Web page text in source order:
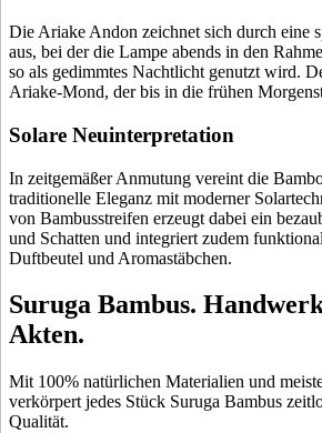
Die Ariake Andon zeichnet sich durch eine
aus, bei der die Lampe abends in den
so als gedimmtes Nachtlicht genutzt wird.
Ariake-Mond, der bis in die frühen
Solare Neuinterpretation
In zeitgemäßer Anmutung vereint die
traditionelle Eleganz mit moderner
von Bambusstreifen erzeugt dabei ein
und Schatten und integriert zudem
Duftbeutel und Aromastäbchen.
Suruga Bambus.
Akten.
Mit 100% natürlichen Materialien und
verkörpert jedes Stück Suruga Bambus
Qualität.